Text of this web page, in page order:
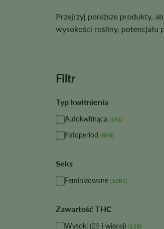
Przejrzyj poniższe produkty,
wysokości rośliny,
Filtr
Typ kwitnienia
Autokwitnąca (184)
Fotoperiod (898)
Seks
Feminizowane (1081)
Zawartość THC
Wysoki (25 i więcej) (138)